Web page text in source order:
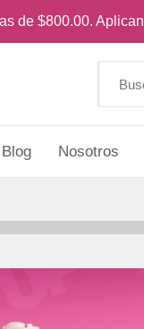
de $800.00. Aplican
Blog Nosotros